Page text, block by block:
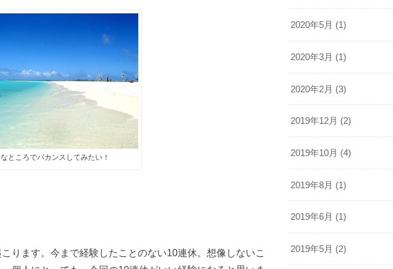
ところでバカンスしてみたい！
ります。今まで経験したことのない10連休。想像しないこ
2020年5月 (1)
2020年3月 (1)
2020年2月 (3)
2019年12月 (2)
2019年10月 (4)
2019年8月 (1)
2019年6月 (1)
2019年5月 (2)